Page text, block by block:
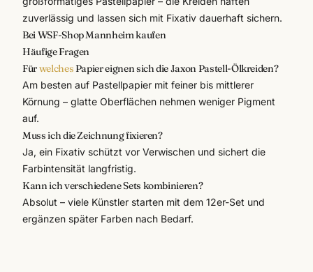
zuverlässig und lassen sich mit Fixativ dauerhaft sichern.
Bei WSF-Shop Mannheim kaufen
Häufige Fragen
Fürwelches Papier eignen sich die Jaxon Pastell-Ölkreiden?
Am besten auf Pastellpapier mit feiner bis mittlerer
Körnung – glatte Oberflächen nehmen weniger Pigment
auf.
Muss ich die Zeichnung fixieren?
Ja, ein Fixativ schützt vor Verwischen und sichert die
Farbintensität langfristig.
Kann ich verschiedene Sets kombinieren?
Absolut – viele Künstler starten mit dem 12er-Set und
ergänzen später Farben nach Bedarf.